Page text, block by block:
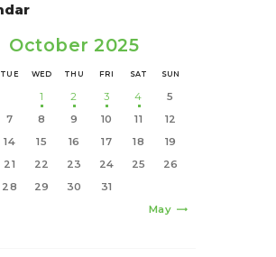
October 2025
TUE WED THU FRI SAT SUN
May »
1 2 3 4
5
7 8 9 10 11
12
14 15 16 17 18
19
21 22 23 24 25
26
28 29 30 31